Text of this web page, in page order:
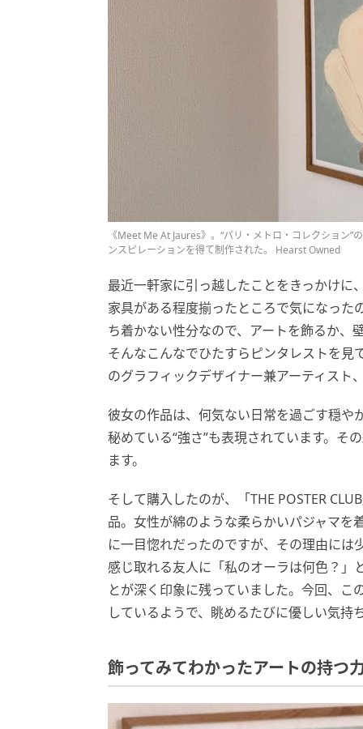
《Meet Me At Jaures》。“パリ・メトロ・コレクション
ンスピレーションを得て制作された。 Hearst Owned
最近一軒家に引っ越したことをきっかけに
家具がある程度揃ったところで気になっ
ち着かない性分なので、アートを飾るか、
そんなこんなでひたすらピンタレストを
のグラフィックデザイナー兼アーティスト
彼女の作品は、何気ない日常を過ごす穏や
秘めている“強さ”も表現されています。そ
ます。
そして購入したのが、「THE POSTER
品。女性が綿のような柔らかいパジャマを
に一目惚れだったのですが、その理由に
感じ取れる友人に「私のオーラは何色？」
とが深く印象に残っていました。今回、
しているようで、眺めるたびに優しい気持
飾ってみてわかったアートの持つ